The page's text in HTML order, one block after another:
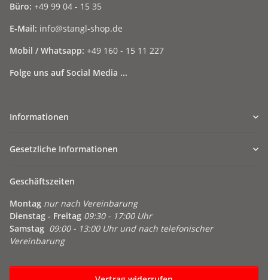
Büro: +49 99 04 - 15 35
E-Mail: info@stangl-shop.de
Mobil / Whatsapp: +49 160 - 15 11 227
Folge uns auf Social Media ...
Informationen
Gesetzliche Informationen
Geschäftszeiten
Montag nur nach Vereinbarung
Dienstag - Freitag 09:30 - 17:00 Uhr
Samstag 09:00 - 13:00 Uhr und nach telefonischer
Vereinbarung